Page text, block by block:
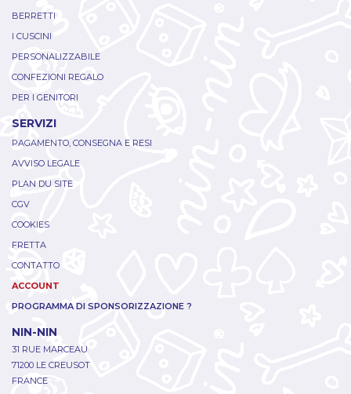
BERRETTI
I CUSCINI
PERSONALIZZABILE
CONFEZIONI REGALO
PER I GENITORI
SERVIZI
PAGAMENTO, CONSEGNA E RESI
AVVISO LEGALE
PLAN DU SITE
CGV
COOKIES
FRETTA
CONTATTO
ACCOUNT
PROGRAMMA DI SPONSORIZZAZIONE ?
NIN-NIN
31 RUE MARCEAU
71200 LE CREUSOT
FRANCE